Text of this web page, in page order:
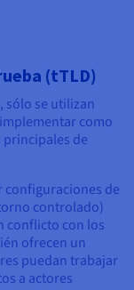
(tTLD)
sólo se utilizan
como
de
de
controlado)
conflicto con los
ofrecen un
puedan trabajar
a actores